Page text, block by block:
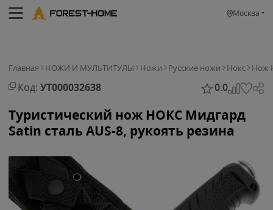
Москва
Главная НОЖИ И МУЛЬТИТУЛЫ Ножи Русские ножи Нокс Нож
Код: УТ000032638 0.0
Туристический нож НОКС Мидгард
Satin сталь AUS-8, рукоять резина